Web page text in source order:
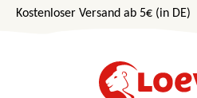
Zum Hauptinhalt springen
Kostenloser Versand ab 5€ (in DE)